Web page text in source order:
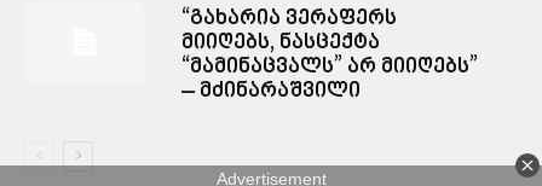
“გახარია ვერაფერს
მიიღებს, ნასცექტა
“მამინაცვალს” არ მიიღებს”
– მძინარაშვილი